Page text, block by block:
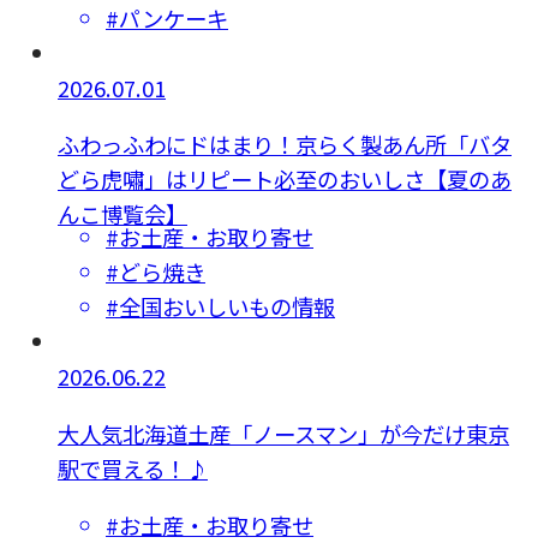
#パンケーキ
2026.07.01
ふわっふわにドはまり！京らく製あん所「バタ
どら虎嘯」はリピート必至のおいしさ【夏のあ
んこ博覧会】
#お土産・お取り寄せ
#どら焼き
#全国おいしいもの情報
2026.06.22
大人気北海道土産「ノースマン」が今だけ東京
駅で買える！♪
#お土産・お取り寄せ